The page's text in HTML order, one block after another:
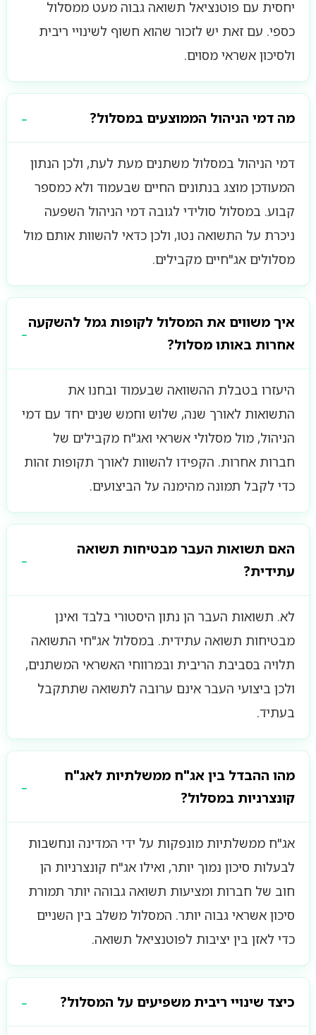
יחסית עם פוטנציאל תשואה גבוה מעט ממסלול
כספי. עם זאת יש לזכור שהוא חשוף לשינויי ריבית
ולסיכון אשראי מסוים.
מה דמי הניהול הממוצעים במסלול?
דמי הניהול במסלול משתנים מעת לעת, ולכן הנתון
המעודכן מוצג בנתונים החיים שבעמוד ולא כמספר
קבוע. במסלול סולידי לגובה דמי הניהול השפעה
ניכרת על התשואה נטו, ולכן כדאי להשוות אותם מול
מסלולים אג"חיים מקבילים.
איך משווים את המסלול לקופות גמל להשקעה
אחרות באותו מסלול?
היעזרו בטבלת ההשוואה שבעמוד ובחנו את
התשואות לאורך שנה, שלוש וחמש שנים יחד עם דמי
הניהול, מול מסלולי אשראי ואג"ח מקבילים של
חברות אחרות. הקפידו להשוות לאורך תקופות זהות
כדי לקבל תמונה מהימנה על הביצועים.
האם תשואות העבר מבטיחות תשואה
עתידית?
לא. תשואות העבר הן נתון היסטורי בלבד ואינן
מבטיחות תשואה עתידית. במסלול אג"חי התשואה
תלויה בסביבת הריבית ובמרווחי האשראי המשתנים,
ולכן ביצועי העבר אינם ערובה לתשואה שתתקבל
בעתיד.
מהו ההבדל בין אג"ח ממשלתיות לאג"ח
קונצרניות במסלול?
אג"ח ממשלתיות מונפקות על ידי המדינה ונחשבות
לבעלות סיכון נמוך יותר, ואילו אג"ח קונצרניות הן
חוב של חברות ומציעות תשואה גבוהה יותר תמורת
סיכון אשראי גבוה יותר. המסלול משלב בין השניים
כדי לאזן בין יציבות לפוטנציאל תשואה.
כיצד שינויי ריבית משפיעים על המסלול?